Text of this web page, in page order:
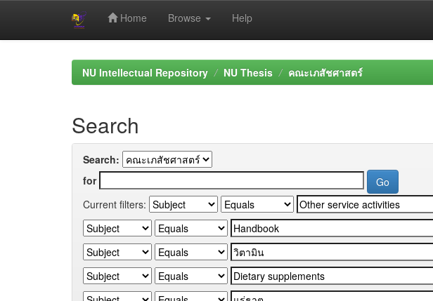
Home Browse Help
NU Intellectual Repository NU Thesis คณะเภสัชศาสตร์
Search
Search:
for
Current filters: